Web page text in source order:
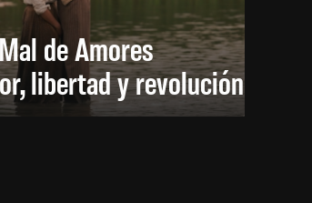
de Amores
libertad y revolución